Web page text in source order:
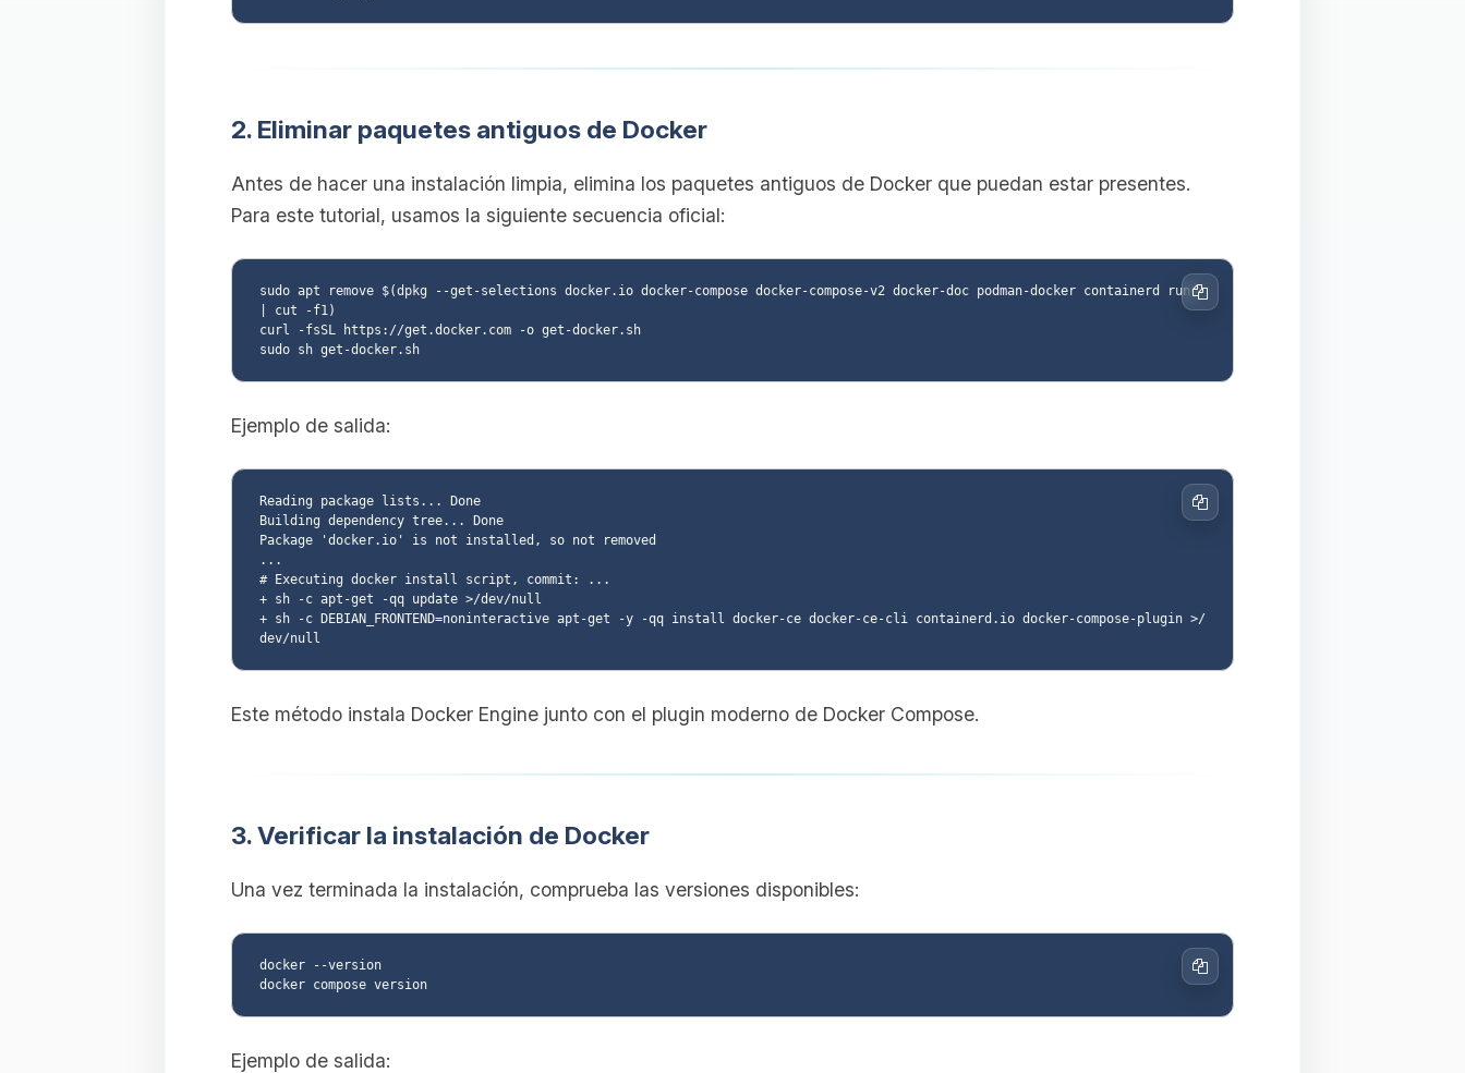
2. Eliminar paquetes antiguos de Docker
Antes de hacer una instalación limpia, elimina los paquetes antiguos de Docker que puedan estar presentes.
Para este tutorial, usamos la siguiente secuencia oficial:
sudo apt remove $(dpkg --get-selections docker.io docker-compose docker-compose-v2 docker-doc podman-docker containerd runc
| cut -f1)
curl -fsSL https://get.docker.com -o get-docker.sh
sudo sh get-docker.sh
Copiar
Ejemplo de salida:
Reading package lists... Done
Building dependency tree... Done
Package 'docker.io' is not installed, so not removed
...
# Executing docker install script, commit: ...
+ sh -c apt-get -qq update >/dev/null
+ sh -c DEBIAN_FRONTEND=noninteractive apt-get -y -qq install docker-ce docker-ce-cli containerd.io docker-compose-plugin >/
Copiar
Este método instala Docker Engine junto con el plugin moderno de Docker Compose.
3. Verificar la instalación de Docker
Una vez terminada la instalación, comprueba las versiones disponibles:
docker --version
docker compose version
Copiar
Ejemplo de salida: